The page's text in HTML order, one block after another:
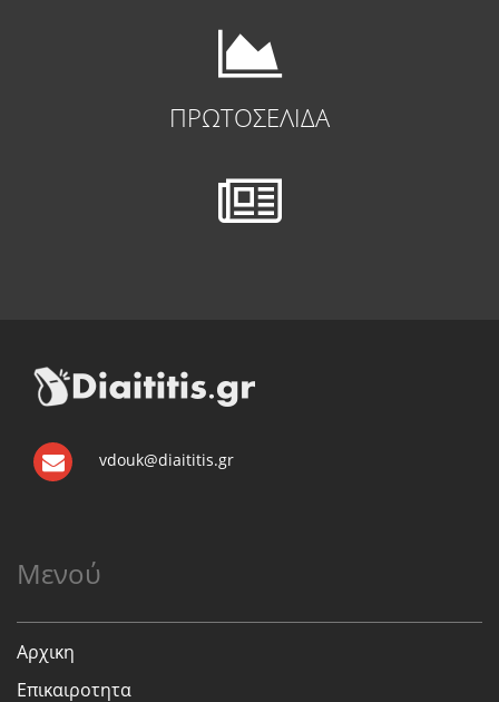
ΠΡΩΤΟΣΕΛΙΔΑ
vdouk@diaititis.gr
Μενού
Αρχικη
Επικαιροτητα